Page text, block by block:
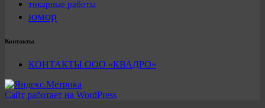
токарные работы
юмор
Контакты
КОНТАКТЫ ООО «КВАДРО»
Сайт работает на WordPress